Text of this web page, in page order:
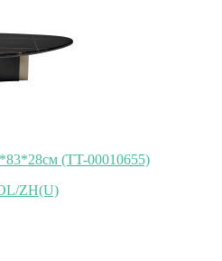
(TT-00010655)
ZH(U)